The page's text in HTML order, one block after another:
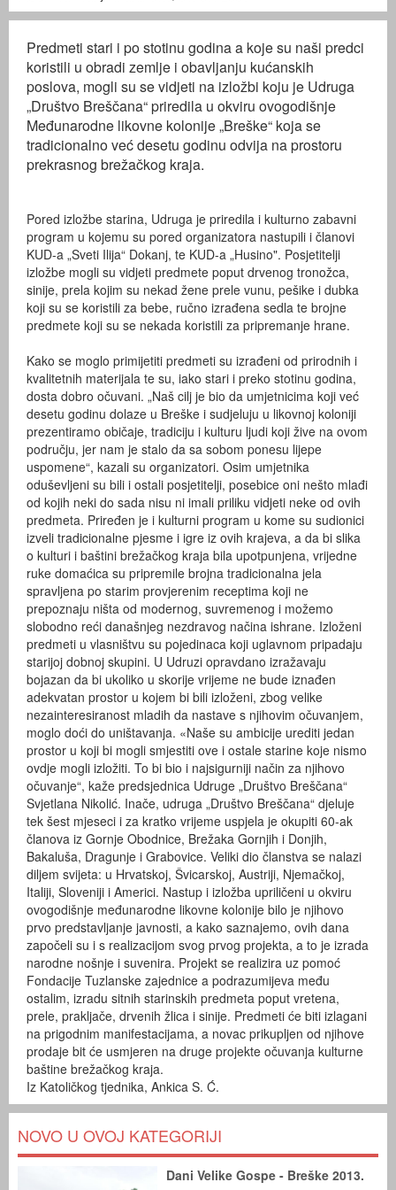
Predmeti stari i po stotinu godina a koje su naši predci
koristili u obradi zemlje i obavljanju kućanskih
poslova, mogli su se vidjeti na izložbi koju je Udruga
„Društvo Breščana“ priredila u okviru ovogodišnje
Međunarodne likovne kolonije „Breške“ koja se
tradicionalno već desetu godinu odvija na prostoru
prekrasnog brežačkog kraja.
Pored izložbe starina, Udruga je priredila i kulturno zabavni
program u kojemu su pored organizatora nastupili i članovi
KUD-a „Sveti Ilija“ Dokanj, te KUD-a „Husino". Posjetitelji
izložbe mogli su vidjeti predmete poput drvenog tronožca,
sinije, prela kojim su nekad žene prele vunu, pešike i dubka
koji su se koristili za bebe, ručno izrađena sedla te brojne
predmete koji su se nekada koristili za pripremanje hrane.
Kako se moglo primijetiti predmeti su izrađeni od prirodnih i
kvalitetnih materijala te su, iako stari i preko stotinu godina,
dosta dobro očuvani. „Naš cilj je bio da umjetnicima koji već
desetu godinu dolaze u Breške i sudjeluju u likovnoj koloniji
prezentiramo običaje, tradiciju i kulturu ljudi koji žive na ovom
području, jer nam je stalo da sa sobom ponesu lijepe
uspomene“, kazali su organizatori. Osim umjetnika
oduševljeni su bili i ostali posjetitelji, posebice oni nešto mlađi
od kojih neki do sada nisu ni imali priliku vidjeti neke od ovih
predmeta. Priređen je i kulturni program u kome su sudionici
izveli tradicionalne pjesme i igre iz ovih krajeva, a da bi slika
o kulturi i baštini brežačkog kraja bila upotpunjena, vrijedne
ruke domaćica su pripremile brojna tradicionalna jela
spravljena po starim provjerenim receptima koji ne
prepoznaju ništa od modernog, suvremenog i možemo
slobodno reći današnjeg nezdravog načina ishrane. Izloženi
predmeti u vlasništvu su pojedinaca koji uglavnom pripadaju
starijoj dobnoj skupini. U Udruzi opravdano izražavaju
bojazan da bi ukoliko u skorije vrijeme ne bude iznađen
adekvatan prostor u kojem bi bili izloženi, zbog velike
nezainteresiranost mladih da nastave s njihovim očuvanjem,
moglo doći do uništavanja. «Naše su ambicije urediti jedan
prostor u koji bi mogli smjestiti ove i ostale starine koje nismo
ovdje mogli izložiti. To bi bio i najsigurniji način za njihovo
očuvanje“, kaže predsjednica Udruge „Društvo Breščana“
Svjetlana Nikolić. Inače, udruga „Društvo Breščana“ djeluje
tek šest mjeseci i za kratko vrijeme uspjela je okupiti 60-ak
članova iz Gornje Obodnice, Brežaka Gornjih i Donjih,
Bakaluša, Dragunje i Grabovice. Veliki dio članstva se nalazi
diljem svijeta: u Hrvatskoj, Švicarskoj, Austriji, Njemačkoj,
Italiji, Sloveniji i Americi. Nastup i izložba upriličeni u okviru
ovogodišnje međunarodne likovne kolonije bilo je njihovo
prvo predstavljanje javnosti, a kako saznajemo, ovih dana
započeli su i s realizacijom svog prvog projekta, a to je izrada
narodne nošnje i suvenira. Projekt se realizira uz pomoć
Fondacije Tuzlanske zajednice a podrazumijeva među
ostalim, izradu sitnih starinskih predmeta poput vretena,
prele, prakljače, drvenih žlica i sinije. Predmeti će biti izlagani
na prigodnim manifestacijama, a novac prikupljen od njihove
prodaje bit će usmjeren na druge projekte očuvanja kulturne
baštine brežačkog kraja.
Iz Katoličkog tjednika, Ankica S. Ć.
NOVO U OVOJ KATEGORIJI
Dani Velike Gospe - Breške 2013.